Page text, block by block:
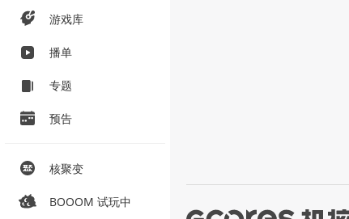
游戏库
播单
专题
预告
核聚变
BOOOM 试玩中